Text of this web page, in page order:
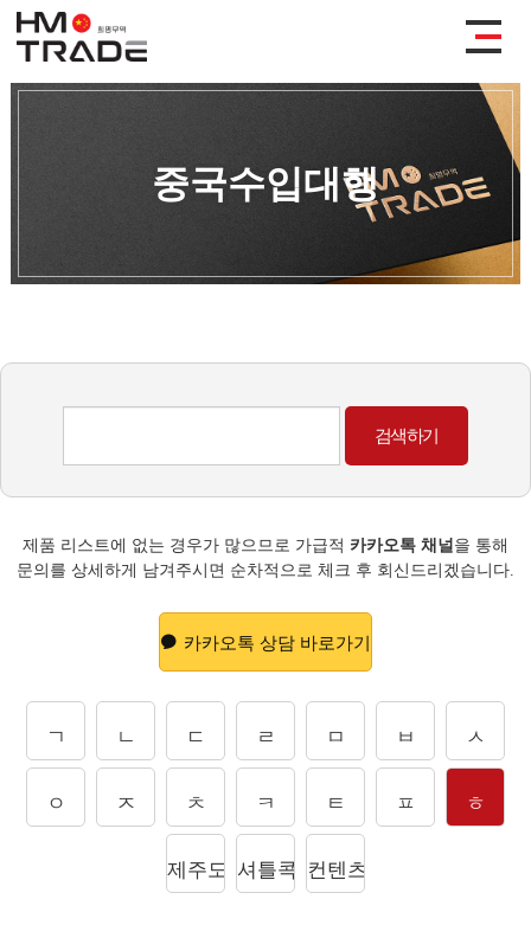
중국수입대행
제품 리스트에 없는 경우가 많으므로 가급적 카카오톡 채널 을 통해
문의를 상세하게 남겨주시면 순차적으로 체크 후 회신드리겠습니다.
카카오톡 상담 바로가기
ㄱ ㄴ ㄷ ㄹ ㅁ ㅂ ㅅ
ㅇ ㅈ ㅊ ㅋ ㅌ ㅍ ㅎ
제주도상품셔틀콕 컨텐츠